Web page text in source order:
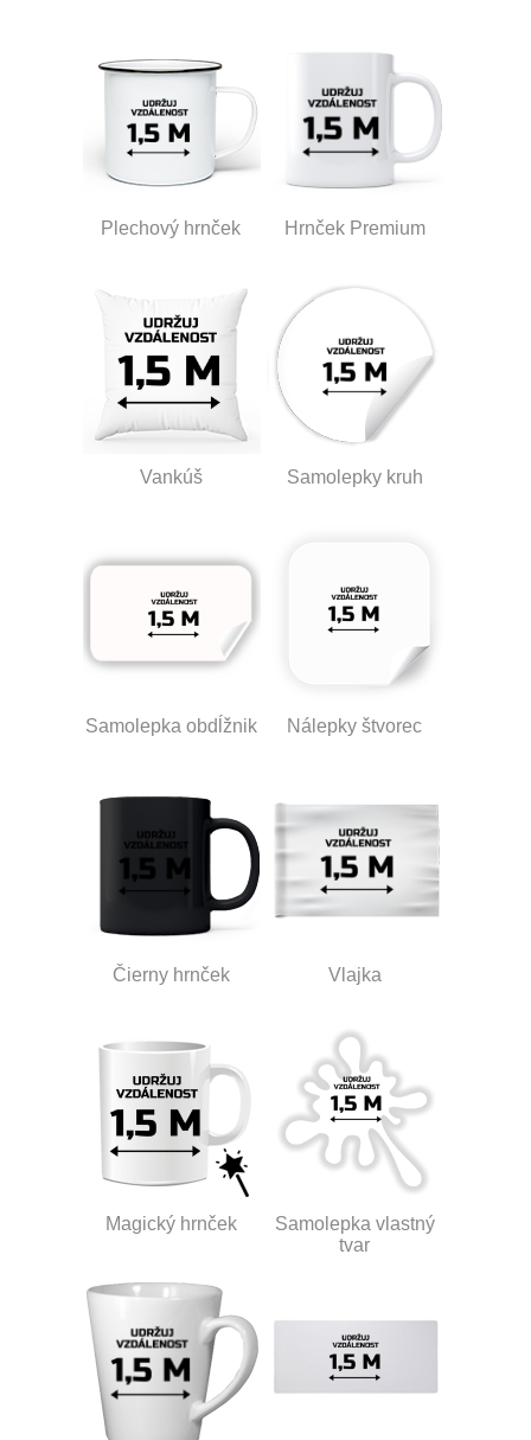
Plechový hrnček Hrnček Premium
Vankúš Samolepky kruh
Samolepka obdĺžnik Nálepky štvorec
Čierny hrnček Vlajka
Magický hrnček
Samolepka vlastný
tvar